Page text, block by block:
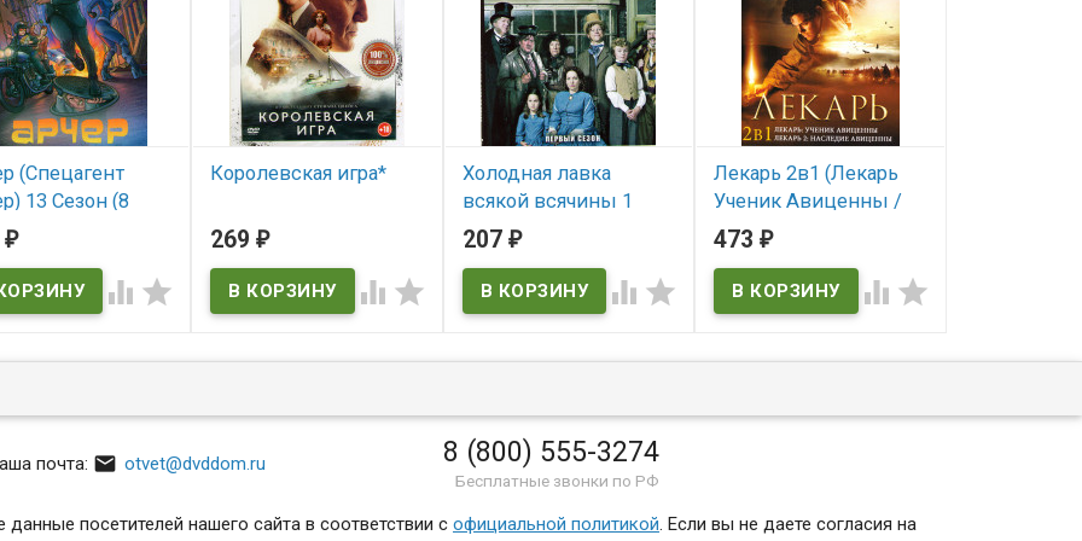
(Спецагент
13 Сезон (8
(WIRTSHAUS
₽
 
Королевская игра*
269₽
 
Холодная лавка
всякой всячины 1
Сезон (4 серии)
В наличии
207 ₽
 
Лекарь 2в1 (Лекарь
Ученик Авиценны /
Лекарь 2 Наследие
473₽
 
Крузо (2
почта:  otvet@dvddom.ru 8 (800) 555-3274
Бесплатные звонки по РФ
посетителей нашего сайта в соответствии с официальной политикой . Если вы не даете согласия на